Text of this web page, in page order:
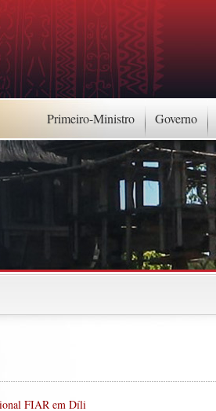
Primeiro-Ministro Governo
FIAR em Díli